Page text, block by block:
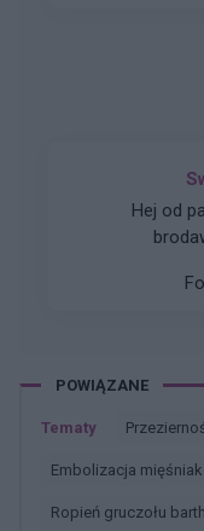
zmniejszyło
Hej od
POWIĄZANE
Tematy
embolizacja
ropień gruczołu